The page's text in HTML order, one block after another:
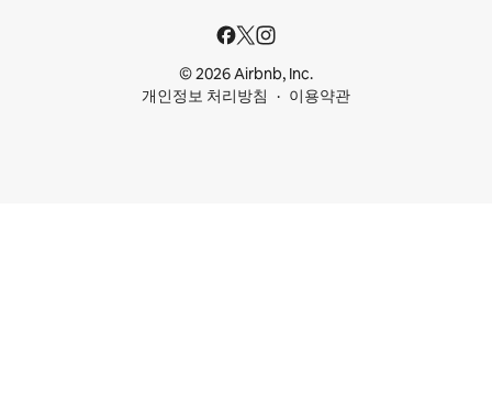
© 2026 Airbnb, Inc.
개인정보 처리방침
이용약관